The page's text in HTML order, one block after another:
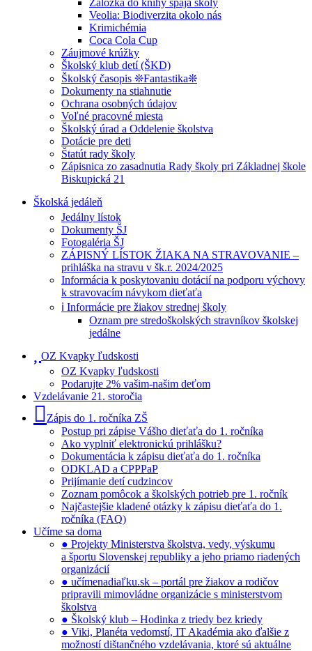
Záložka do knihy spája školy
Veolia: Biodiverzita okolo nás
Krimichémia
Coca Cola Cup
Záujmové krúžky
Školský klub detí (ŠKD)
Školský časopis ❊Fantastika❊
Dokumenty na stiahnutie
Ochrana osobných údajov
Voľné pracovné miesta
Školský úrad a Oddelenie školstva
Dotácie pre deti
Štatút rady školy
Zápisnica zo zasadnutia Rady školy pri Základnej škole
Biskupická 21
Školská jedáleň
Jedálny lístok
Dokumenty ŠJ
Fotogaléria ŠJ
ZÁPISNÝ LÍSTOK ŽIAKA NA STRAVOVANIE –
prihláška na stravu v šk.r. 2024/2025
Informácia k poskytovaniu dotácií na podporu výchovy
k stravovacím návykom dieťaťa
ℹ️ Informácie pre žiakov strednej školy
Oznam pre stredoškolských stravníkov školskej
jedálne
OZ Kvapky ľudskosti
OZ Kvapky ľudskosti
Podarujte 2% vašim-našim deťom
Vzdelávanie 21. storočia
Zápis do 1. ročníka ZŠ
Postup pri zápise Vášho dieťaťa do 1. ročníka
Ako vyplniť elektronickú prihlášku?
Dokumentácia k zápisu dieťaťa do 1. ročníka
ODKLAD a CPPPaP
Prijímanie detí cudzincov
Zoznam pomôcok a školských potrieb pre 1. ročník
Najčastejšie kladené otázky k zápisu dieťaťa do 1.
ročníka (FAQ)
Učíme sa doma
● Projekty Ministerstva školstva, vedy, výskumu
a športu Slovenskej republiky a jeho priamo riadených
organizácií
● učímenadiaľku.sk – portál pre žiakov a rodičov
pripravili mimovládne organizácie s ministerstvom
školstva
● Školský klub – Hodinka z triedy bez kriedy
● Viki, Planéta vedomstí, IT Akadémia ako ďalšie z
možností dištančného vzdelávania, ktoré sú aktuálne